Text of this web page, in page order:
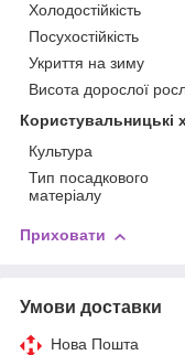
Холодостійкість
Посухостійкість
Укриття на зиму
Висота дорослої
Користувальницькі
Культура
Тип посадкового
матеріалу
Приховати
Умови доставки
Нова Пошта